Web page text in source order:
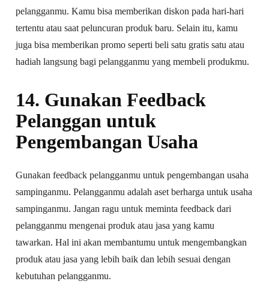
pelangganmu. Kamu bisa memberikan diskon pada hari-hari
tertentu atau saat peluncuran produk baru. Selain itu, kamu
juga bisa memberikan promo seperti beli satu gratis satu atau
hadiah langsung bagi pelangganmu yang membeli produkmu.
14. Gunakan Feedback
Pelanggan untuk
Pengembangan Usaha
Gunakan feedback pelangganmu untuk pengembangan usaha
sampinganmu. Pelangganmu adalah aset berharga untuk usaha
sampinganmu. Jangan ragu untuk meminta feedback dari
pelangganmu mengenai produk atau jasa yang kamu
tawarkan. Hal ini akan membantumu untuk mengembangkan
produk atau jasa yang lebih baik dan lebih sesuai dengan
kebutuhan pelangganmu.